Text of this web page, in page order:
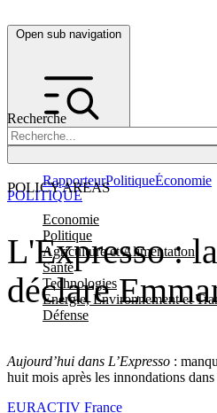
Open sub navigation
Recherche
POLICY AREAS
Economie
Politique
Agriculture et Alimentation
Santé
Technologies
Energie, Environnement et
Défense
RapporteurPolitiqueÉconomie
L'Expresso :
déclare
Aujourd’hui dans L’Expresso :
huit mois après les innondations
POLITIQUE
EURACTIV France